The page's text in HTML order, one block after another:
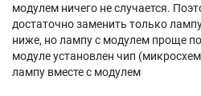
модулем ничего не случается.
достаточно заменить только
ниже, но лампу с модулем проще
модуле установлен чип
лампу вместе с модулем